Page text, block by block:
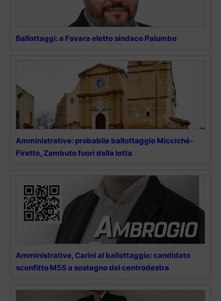
Ballottaggi: a Favara eletto sindaco Palumbo
Amministrative: probabile ballottaggio Micciché-
Firetto, Zambuto fuori dalla lotta
Amministrative, Carini al ballottaggio: candidato
sconfitto M5S a sostegno del centrodestra